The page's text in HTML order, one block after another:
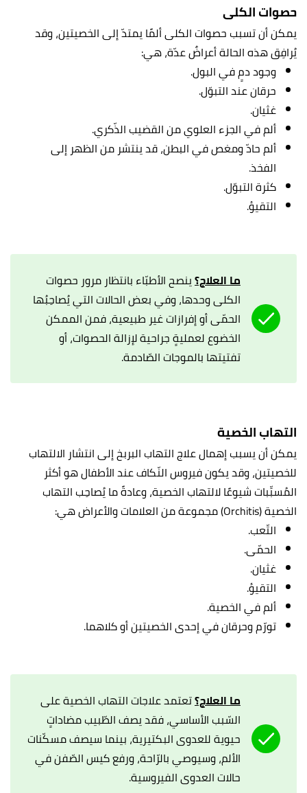
حصوات الكلى
يمكن أن تسبب حصوات الكلى ألمًا يمتدّ إلى الخصيتين، وقد
يُرافِق هذه الحالة أعراضٌ عدّة، هي:
وجود دمٍ في البول.
حرقان عند التبوّل.
غثيان.
ألم في الجزء العلوي من القضيب الذّكري.
ألم حادّ ومغص في البطن، قد ينتشر من الظهر إلى
الفخذ.
كثرة التبوّل.
التقيؤ.
ما العلاج؟ينصح الأطبّاء بانتظار مرور حصوات
الكلى وحدها، وفي بعض الحالات التي يُصاحِبُها
الحمّى أو إفرازات غير طبيعية، فمن الممكن
الخضوع لعمليةٍ جراحية لإزالة الحصوات، أو
تفتيتها بالموجات الصّادمة.
التهاب الخصية
يمكن أن يسبب إهمال علاج التهاب البربخ إلى انتشار الالتهاب
للخصيتين، وقد يكون فيروس النّكاف عند الأطفال هو أكثر
المُسبِّبات شيوعًا لالتهاب الخصية، وعادةً ما يُصاحِب التهاب
الخصية (Orchitis) مجموعة من العلامات والأعراض هي:
التّعب.
الحمّى.
غثيان.
التقيؤ.
ألم في الخصية.
تورّم وحرقان في إحدى الخصيتين أو كلاهما.
ما العلاج؟تعتمد علاجات التهاب الخصية على
السّبب الأساسي، فقد يصف الطّبيب مضاداتٍ
حيوية للعدوى البكتيرية، بينما سيصف مسكّنات
الألم، وسيوصي بالرّاحة، ورفع كيس الصّفن في
حالات العدوى الفيروسية.